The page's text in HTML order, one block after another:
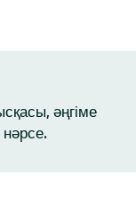
әңгіме
нәрсе.